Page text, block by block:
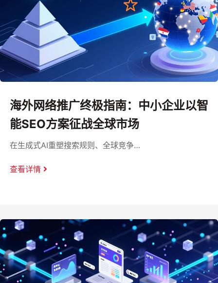
海外网络推广终极指南：中小企业以智
能SEO方案征战全球市场
在生成式AI重塑搜索规则、全球竞争…
查看详情